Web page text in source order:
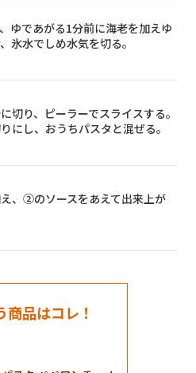
ゆであがる1分前に海老を加えゆ
氷水でしめ水気を切る。
切り、ピーラーでスライスする。
にし、おうちパスタと混ぜる。
、②のソースをあえて出来上が
商品はコレ！